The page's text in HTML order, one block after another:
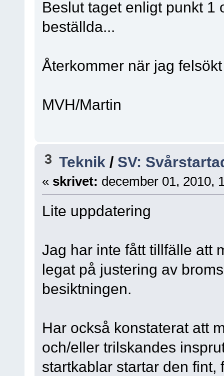
Beslut taget enligt punkt 1
beställda...
Återkommer när jag
MVH/Martin
3 Teknik / SV:
« skrivet: december 01, 2010,
Lite uppdatering
Jag har inte fått tillfälle att
legat på justering av
besiktningen.
Har också konstaterat att
och/eller trilskandes
startkablar startar den